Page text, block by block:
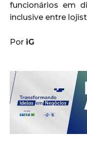
funcionários em
inclusive entre
Por iG